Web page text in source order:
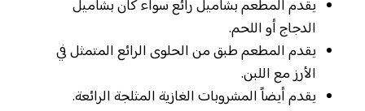
يقدم المطعم بشاميل رائع سواء كان بشاميل
الدجاج أو اللحم.
يقدم المطعم طبق من الحلوى الرائع المتمثل في
الأرز مع اللبن.
يقدم أيضاً المشروبات الغازية المثلجة الرائعة.